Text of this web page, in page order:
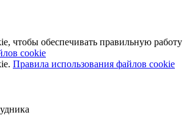
чтобы обеспечивать правильную работу
cookie
Правила использования файлов cookie